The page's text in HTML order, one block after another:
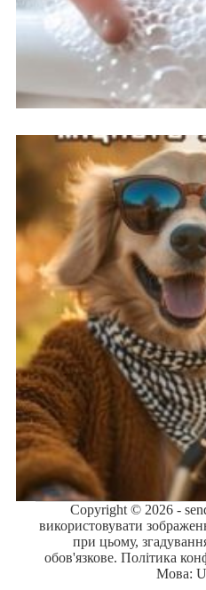
Copyright © 2026 -
використовувати
при цьому,
обов'язкове. Політика
Мова: